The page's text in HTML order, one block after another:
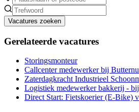
Vacatures zoeken
Gerelateerde vacatures
Storingsmonteur
Callcenter medewerker bij
Zaterdagkracht Industrieel
Logistiek medewerker bakkerij -
Direct Start: Fietskoerier (E-Bike)